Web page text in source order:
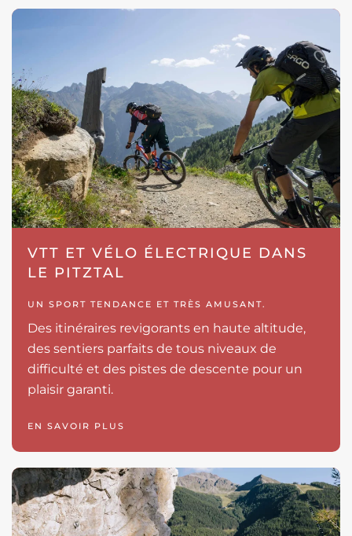
VTT ET VÉLO ÉLECTRIQUE DANS
LE PITZTAL
UN SPORT TENDANCE ET TRÈS AMUSANT.
Des itinéraires revigorants en haute altitude,
des sentiers parfaits de tous niveaux de
difficulté et des pistes de descente pour un
plaisir garanti.
EN SAVOIR PLUS